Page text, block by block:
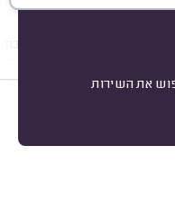
את השירות